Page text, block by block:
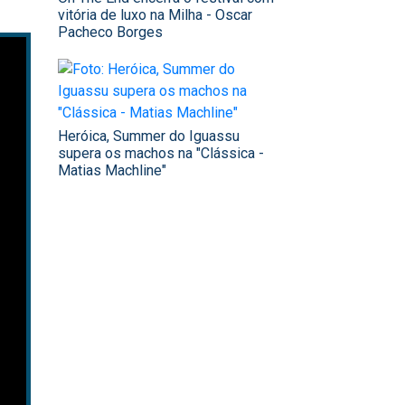
vitória de luxo na Milha - Oscar
Pacheco Borges
Heróica, Summer do Iguassu
supera os machos na "Clássica -
Matias Machline"